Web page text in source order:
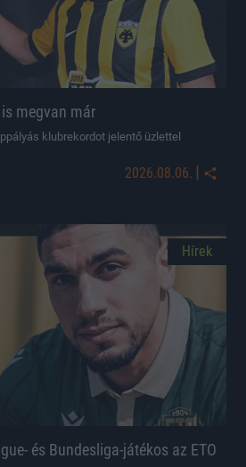
megvan már
klubrekordot jelentő üzlettel
2026.08.06. |
Hírek
és Bundesliga-játékos az ETO